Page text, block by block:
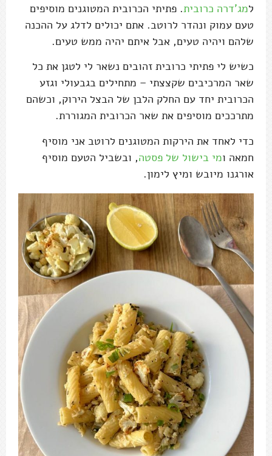
למג'דרה כרובית. פתיתי הכרובית המטוגנים מוסיפים
טעם עמוק ונהדר לרוטב. אתם יכולים לדלג על ההכנה
שלהם ויהיה טעים, אבל איתם יהיה ממש טעים.
כשיש לי פתיתי כרובית זהובים נשאר לי לטגן את כל
שאר המרכיבים שקצצתי – מתחילים בגבעולי וגזע
הכרובית יחד עם החלק הלבן של הבצל הירוק, וכשהם
מתרככים מוסיפים את שאר הכרובית המגוררת.
כדי לאחד את הירקות המטוגנים לרוטב אני מוסיף
חמאה ומי בישול של פסטה, ובשביל הטעם מוסיף
אורגנו מיובש ומיץ לימון.